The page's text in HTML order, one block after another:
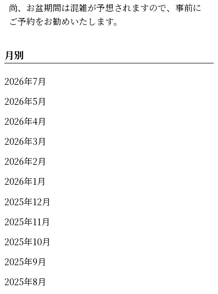
尚、お盆期間は混雑が予想されますので、事前に
ご予約をお勧めいたします。
月別
2026年7月
2026年5月
2026年4月
2026年3月
2026年2月
2026年1月
2025年12月
2025年11月
2025年10月
2025年9月
2025年8月